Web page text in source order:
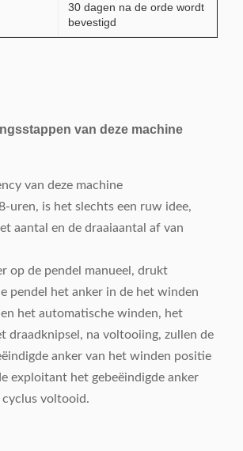
30 dagen na de orde wordt
bevestigd
van deze machine
van deze machine
uren, is het slechts een ruw idee,
aantal en de draaiaantal af van
op de pendel manueel, drukt
pendel het anker in de het winden
het automatische winden, het
draadknipsel, na voltooiing, zullen de
anker van het winden positie
exploitant het gebeëindigde anker
cyclus voltooid.